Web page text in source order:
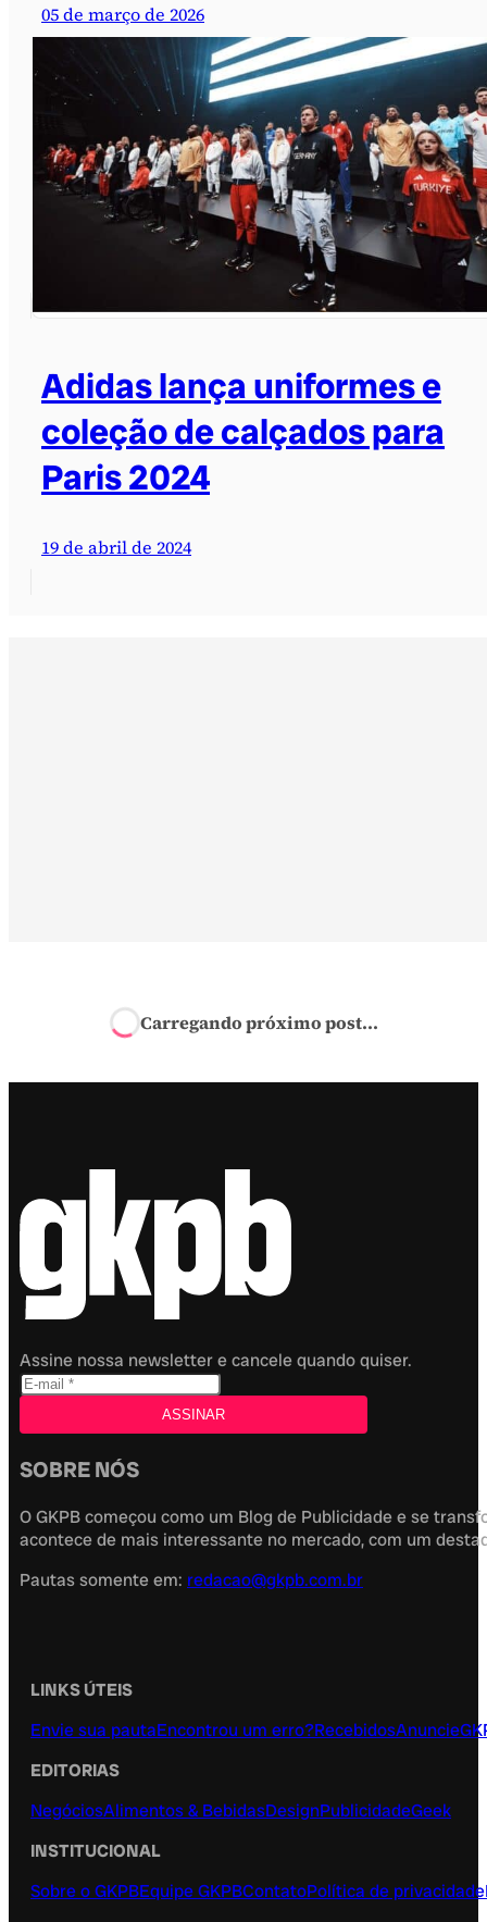
05 de março de 2026
Adidas lança uniformes e
coleção de calçados para
Paris 2024
19 de abril de 2024
após parceria com NFL
RedeTV!
que acontece no dia 13, a RedeTV! também exibirá
diversos conteúdos especiais
por Victor Alexandro em
gkpb.com.br
3 de fevereiro de 2022 às 16:13